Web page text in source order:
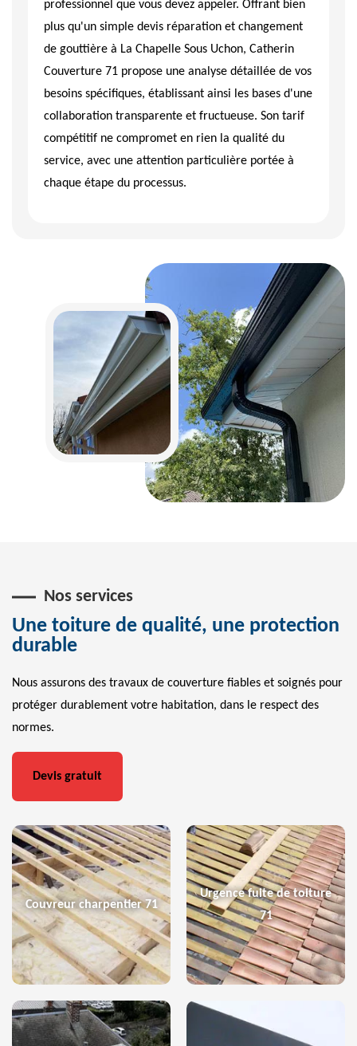
professionnel que vous devez appeler. Offrant bien
plus qu'un simple devis réparation et changement
de gouttière à La Chapelle Sous Uchon, Catherin
Couverture 71 propose une analyse détaillée de vos
besoins spécifiques, établissant ainsi les bases d'une
collaboration transparente et fructueuse. Son tarif
compétitif ne compromet en rien la qualité du
service, avec une attention particulière portée à
chaque étape du processus.
Nos services
Une toiture de qualité, une protection
durable
Nous assurons des travaux de couverture fiables et soignés pour
protéger durablement votre habitation, dans le respect des
normes.
Devis gratuit
Couvreur charpentier 71
Urgence fuite de toiture
71